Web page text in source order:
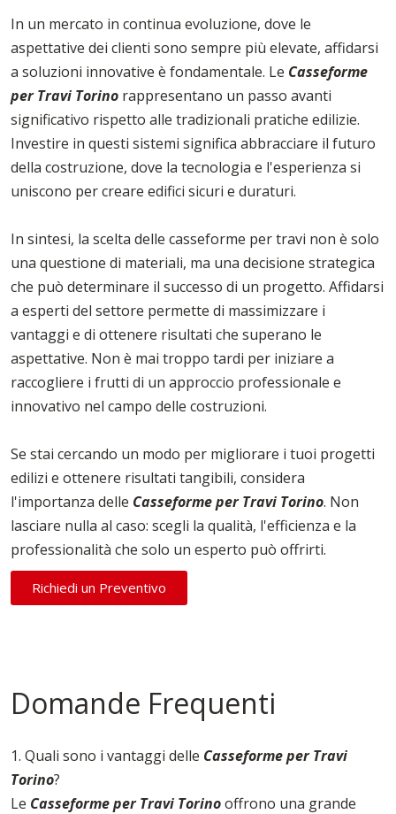
In un mercato in continua evoluzione, dove le
aspettative dei clienti sono sempre più elevate, affidarsi
a soluzioni innovative è fondamentale. Le Casseforme
per Travi Torino rappresentano un passo avanti
significativo rispetto alle tradizionali pratiche edilizie.
Investire in questi sistemi significa abbracciare il futuro
della costruzione, dove la tecnologia e l'esperienza si
uniscono per creare edifici sicuri e duraturi.
In sintesi, la scelta delle casseforme per travi non è solo
una questione di materiali, ma una decisione strategica
che può determinare il successo di un progetto. Affidarsi
a esperti del settore permette di massimizzare i
vantaggi e di ottenere risultati che superano le
aspettative. Non è mai troppo tardi per iniziare a
raccogliere i frutti di un approccio professionale e
innovativo nel campo delle costruzioni.
Se stai cercando un modo per migliorare i tuoi progetti
edilizi e ottenere risultati tangibili, considera
l'importanza delle Casseforme per Travi Torino. Non
lasciare nulla al caso: scegli la qualità, l'efficienza e la
professionalità che solo un esperto può offrirti.
Richiedi un Preventivo
Domande Frequenti
1. Quali sono i vantaggi delle Casseforme per Travi
Torino?
Le Casseforme per Travi Torinooffrono una grande